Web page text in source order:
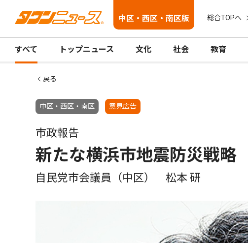
中区・西区・南区版 総合TOPへ
すべて トップニュース 文化 社会 教育
戻る
中区・西区・南区 意見広告
市政報告
新たな横浜市地震防災戦略
自民党市会議員（中区） 松本 研